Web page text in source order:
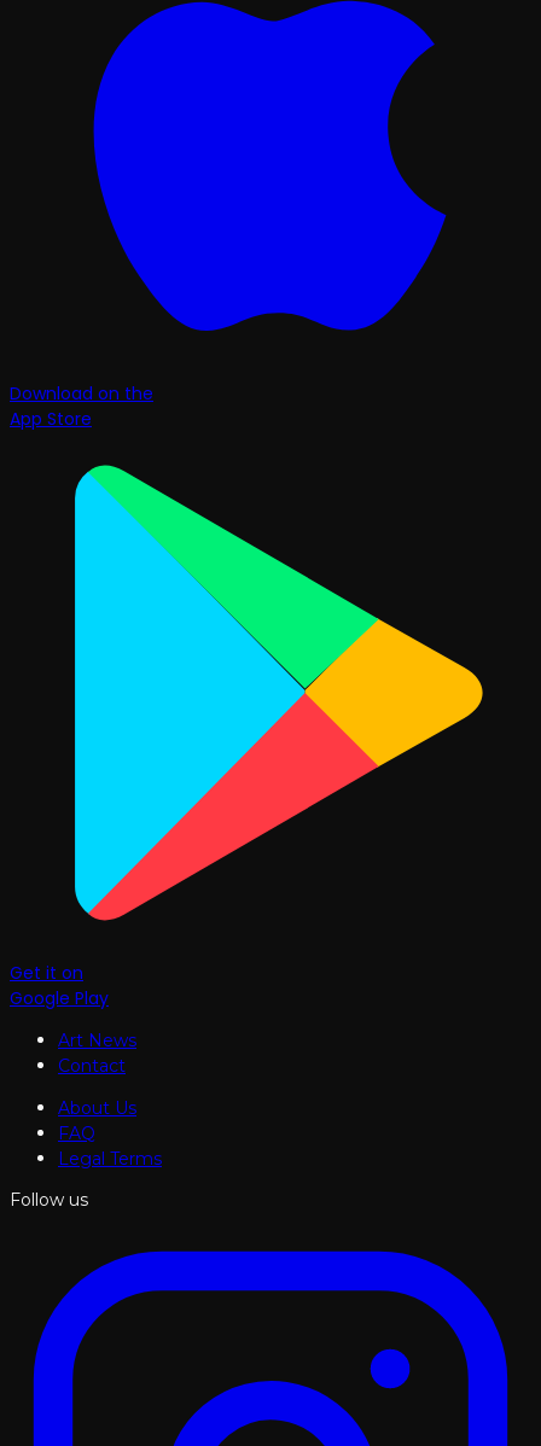
Download on the
App Store
Get it on
Google Play
Art News
Contact
About Us
FAQ
Legal Terms
Follow us